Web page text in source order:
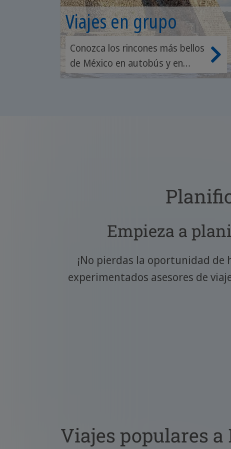
Viajes en grupo
Conozca los rincones más bellos
de México en autobús y en
grupo.
Empieza a
¡No pierdas la oportunidad de
experimentados asesores de
Viajes populares